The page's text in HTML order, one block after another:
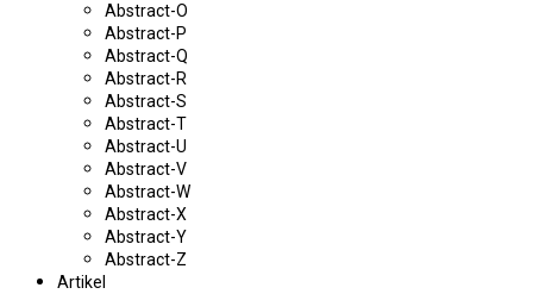
Abstract-O
Abstract-P
Abstract-Q
Abstract-R
Abstract-S
Abstract-T
Abstract-U
Abstract-V
Abstract-W
Abstract-X
Abstract-Y
Abstract-Z
Artikel